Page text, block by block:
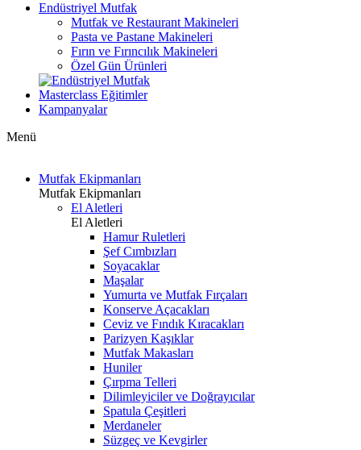
Endüstriyel Mutfak
Mutfak ve Restaurant Makineleri
Pasta ve Pastane Makineleri
Fırın ve Fırıncılık Makineleri
Özel Gün Ürünleri
Masterclass Eğitimler
Kampanyalar
Menü
Mutfak Ekipmanları
Mutfak Ekipmanları
El Aletleri
El Aletleri
Hamur Ruletleri
Şef Cımbızları
Soyacaklar
Maşalar
Yumurta ve Mutfak Fırçaları
Konserve Açacakları
Ceviz ve Fındık Kıracakları
Parizyen Kaşıklar
Mutfak Makasları
Huniler
Çırpma Telleri
Dilimleyiciler ve Doğrayıcılar
Spatula Çeşitleri
Merdaneler
Süzgeç ve Kevgirler